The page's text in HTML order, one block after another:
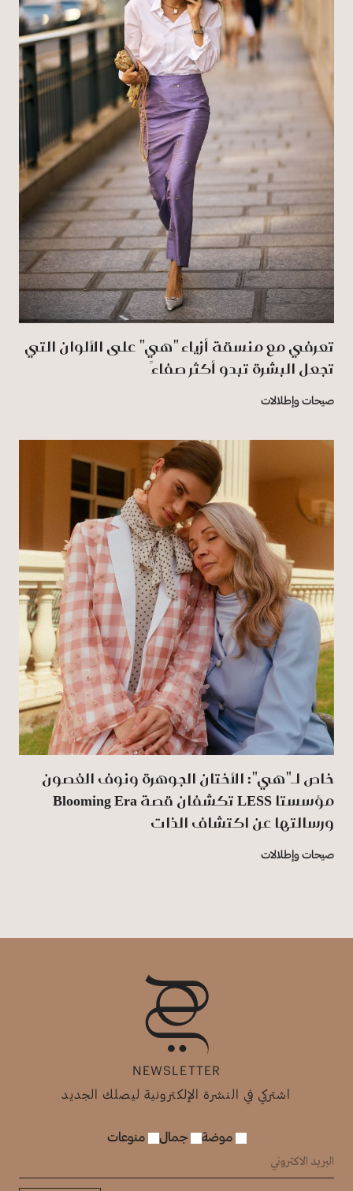
تعرفي مع منسقة أزياء "هي" على الألوان التي
تجعل البشرة تبدو أكثر صفاءً
صيحات وإطلالات
خاص لـ"هي": الأختان الجوهرة ونوف الغصون
مؤسستا LESS تكشفان قصة Blooming Era
ورسالتها عن اكتشاف الذات
صيحات وإطلالات
NEWSLETTER
اشتركي في النشرة الإلكترونية ليصلك الجديد
موضة جمال منوعات